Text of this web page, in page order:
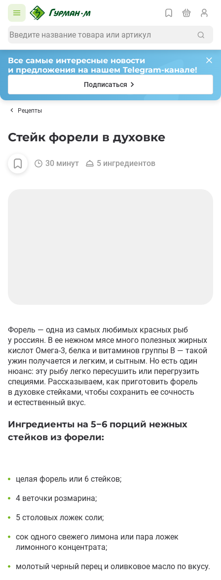
Все самые интересные новости
и предложения на нашем Telegram-канале!
Подписаться
Рецепты
Стейк форели в духовке
30 минут 5 ингредиентов
Форель — одна из самых любимых красных рыб
у россиян. В ее нежном мясе много полезных жирных
кислот Омега-3, белка и витаминов группы B — такой
ужин получается и легким, и сытным. Но есть один
нюанс: эту рыбу легко пересушить или перегрузить
специями. Рассказываем, как приготовить форель
в духовке стейками, чтобы сохранить ее сочность
и естественный вкус.
Ингредиенты на 5−6 порций нежных
стейков из форели:
целая форель или 6 стейков;
4 веточки розмарина;
5 столовых ложек соли;
сок одного свежего лимона или пара ложек
лимонного концентрата;
молотый черный перец и оливковое масло по вкусу.